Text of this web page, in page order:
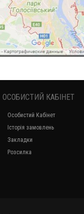
ОСОБИСТИЙ КАБІНЕТ
Особистий Кабінет
Історія замовлень
Закладки
Розсилка